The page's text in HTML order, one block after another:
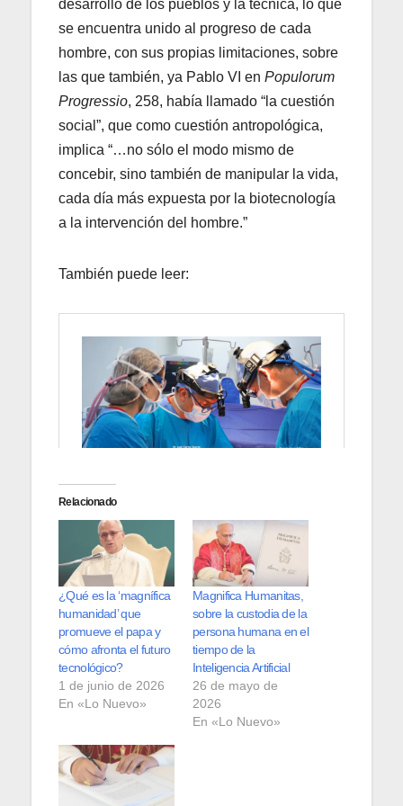
desarrollo de los pueblos y la técnica, lo que
se encuentra unido al progreso de cada
hombre, con sus propias limitaciones, sobre
las que también, ya Pablo VI en Populorum
Progressio, 258, había llamado “la cuestión
social”, que como cuestión antropológica,
implica “…no sólo el modo mismo de
concebir, sino también de manipular la vida,
cada día más expuesta por la biotecnología
a la intervención del hombre.”
También puede leer:
Relacionado
¿Qué es la ‘magnífica
humanidad’ que
promueve el papa y
cómo afronta el futuro
tecnológico?
1 de junio de 2026
En «Lo Nuevo»
Magnifica Humanitas,
sobre la custodia de la
persona humana en el
tiempo de la
Inteligencia Artificial
26 de mayo de
2026
En «Lo Nuevo»